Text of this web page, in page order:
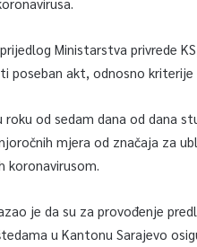
Ministarstva privrede
poseban akt, odnosno
roku od sedam dana od dana
mjera od značaja za
koronavirusom.
je da su za provođenje
u Kantonu Sarajevo